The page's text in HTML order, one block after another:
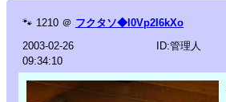
🐾 1210 ＠ フクタソ◆l0Vp2I6kXo
2003-02-26
09:34:10
ID:管理人